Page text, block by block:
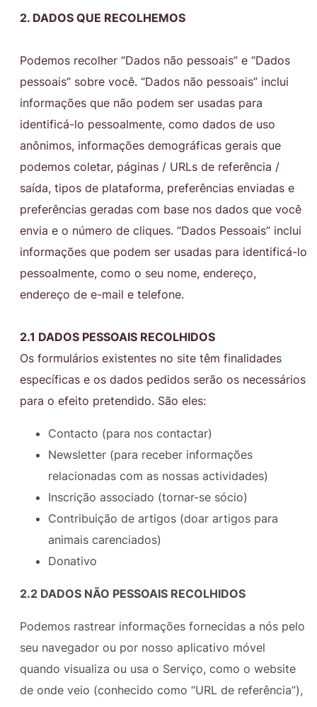
2. DADOS QUE RECOLHEMOS
Podemos recolher “Dados não pessoais” e “Dados
pessoais” sobre você. “Dados não pessoais” inclui
informações que não podem ser usadas para
identificá-lo pessoalmente, como dados de uso
anônimos, informações demográficas gerais que
podemos coletar, páginas / URLs de referência /
saída, tipos de plataforma, preferências enviadas e
preferências geradas com base nos dados que você
envia e o número de cliques. “Dados Pessoais” inclui
informações que podem ser usadas para identificá-lo
pessoalmente, como o seu nome, endereço,
endereço de e-mail e telefone.
2.1 DADOS PESSOAIS RECOLHIDOS
Os formulários existentes no site têm finalidades
específicas e os dados pedidos serão os necessários
para o efeito pretendido. São eles:
Contacto (para nos contactar)
Newsletter (para receber informações
relacionadas com as nossas actividades)
Inscrição associado (tornar-se sócio)
Contribuição de artigos (doar artigos para
animais carenciados)
Donativo
2.2 DADOS NÃO PESSOAIS RECOLHIDOS
Podemos rastrear informações fornecidas a nós pelo
seu navegador ou por nosso aplicativo móvel
quando visualiza ou usa o Serviço, como o website
de onde veio (conhecido como “URL de referência”),